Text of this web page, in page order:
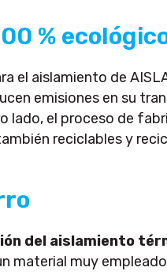
%
el aislamiento de
emisiones en su
lado, el proceso de
reciclables y
del aislamiento
material muy